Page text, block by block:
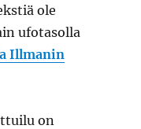
ole
ufotasolla
Illmanin
on